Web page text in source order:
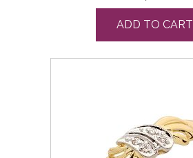
ADD TO CART